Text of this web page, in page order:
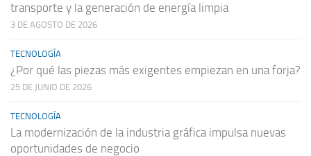
transporte y la generación de energía limpia
3 DE AGOSTO DE 2026
TECNOLOGÍA
¿Por qué las piezas más exigentes empiezan en una forja?
25 DE JUNIO DE 2026
TECNOLOGÍA
La modernización de la industria gráfica impulsa nuevas
oportunidades de negocio